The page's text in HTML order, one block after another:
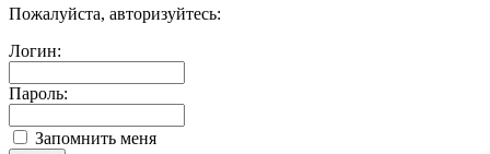
Пожалуйста, авторизуйтесь:
Логин:
Пароль:
Запомнить меня